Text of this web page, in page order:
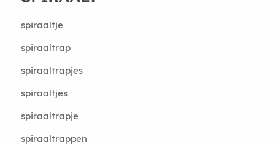
spiraaltje
spiraaltrap
spiraaltrapjes
spiraaltjes
spiraaltrapje
spiraaltrappen